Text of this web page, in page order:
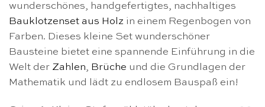
wunderschönes, handgefertigtes, nachhaltiges
Bauklotzenset aus Holz in einem Regenbogen von
Farben. Dieses kleine Set wunderschöner
Bausteine bietet eine spannende Einführung in die
Welt der Zahlen, Brüche und die Grundlagen der
Mathematik und lädt zu endlosem Bauspaß ein!